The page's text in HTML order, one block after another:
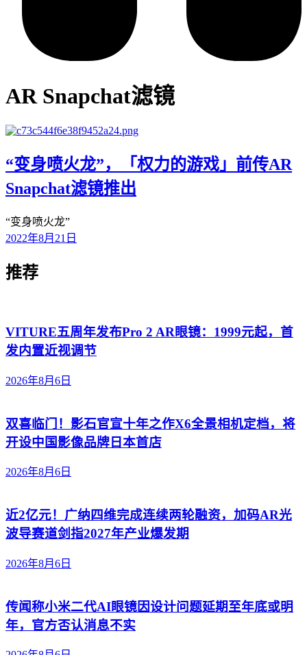
AR Snapchat滤镜
“变身喷火龙”，「权力的游戏」前传AR
Snapchat滤镜推出
“变身喷火龙”
2022年8月21日
推荐
VITURE五周年发布Pro 2 AR眼镜：1999元起，首
发内置近视调节
2026年8月6日
双喜临门！影石官宣十年之作X6全景相机定档，将
开设中国影像品牌日本首店
2026年8月6日
近2亿元！广纳四维完成连续两轮融资，加码AR光
波导赛道剑指2027年产业爆发期
2026年8月6日
传闻称小米二代AI眼镜因设计问题延期至年底或明
年，官方否认消息不实